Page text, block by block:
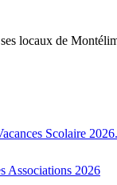
locaux de
Scolaire
Associations 2026